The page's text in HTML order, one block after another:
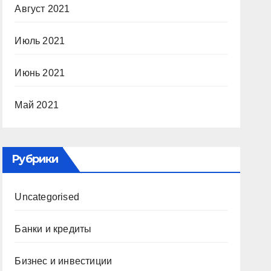
Август 2021
Июль 2021
Июнь 2021
Май 2021
Рубрики
Uncategorised
Банки и кредиты
Бизнес и инвестиции